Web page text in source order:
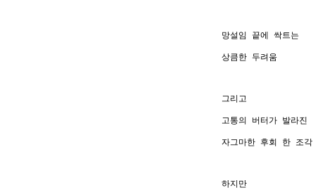
망설임 끝에 싹트는
상큼한 두려움
그리고
고통의 버터가 발라진
자그마한 후회 한 조각
하지만